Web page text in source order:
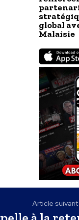
global
Malaisie
Article suivant